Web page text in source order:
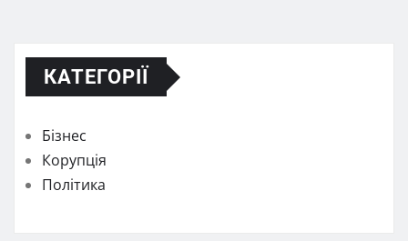
КАТЕГОРІЇ
Бізнес
Корупція
Політика